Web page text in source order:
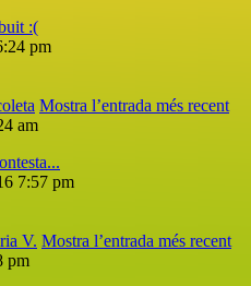
:(
pm
Mostra l’entrada més recent
am
7:57 pm
V. Mostra l’entrada més recent
pm